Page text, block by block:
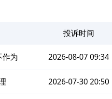
投诉时间
为 2026-08-07 09:34
2026-07-30 20:50